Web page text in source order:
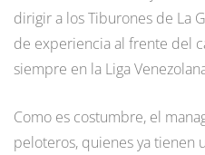
dirigir a los Tiburones de La
de experiencia al frente del
siempre en la Liga
Como es costumbre, el
peloteros, quienes ya tienen